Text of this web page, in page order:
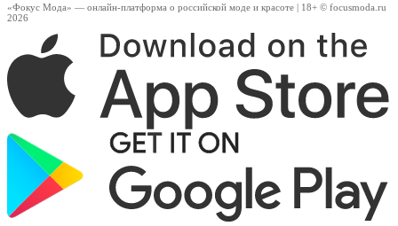
«Фокус Мода» — онлайн-платформа о российской моде и красоте | 18+ © focusmoda.ru
2026